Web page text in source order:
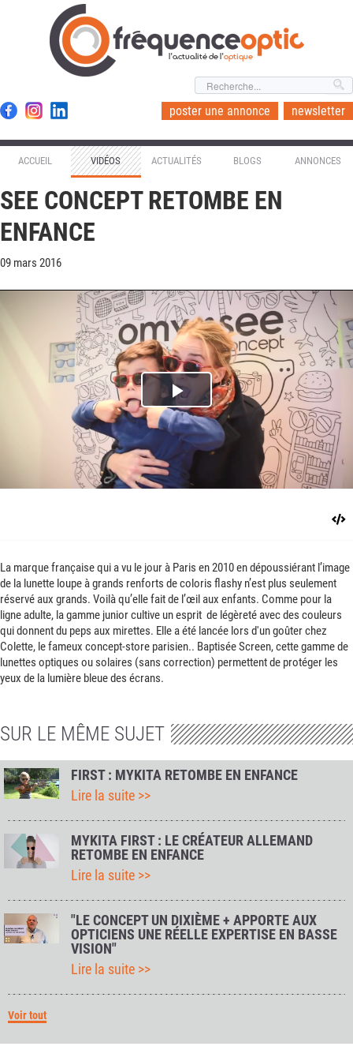
l'actualité de l'optique
poster une annonce newsletter
ACCUEIL VIDÉOS ACTUALITÉS BLOGS ANNONCES
SEE CONCEPT RETOMBE EN
ENFANCE
09 mars 2016
Play
Video
La marque française qui a vu le jour à Paris en 2010 en dépoussiérant l’image
de la lunette loupe à grands renforts de coloris flashy n’est plus seulement
réservé aux grands. Voilà qu’elle fait de l’œil aux enfants. Comme pour la
ligne adulte, la gamme junior cultive un esprit de légèreté avec des couleurs
qui donnent du peps aux mirettes. Elle a été lancée lors d'un goûter chez
Colette, le fameux concept-store parisien.. Baptisée Screen, cette gamme de
lunettes optiques ou solaires (sans correction) permettent de protéger les
yeux de la lumière bleue des écrans.
SUR LE MÊME SUJET
FIRST : MYKITA RETOMBE EN ENFANCE
Lire la suite >>
MYKITA FIRST : LE CRÉATEUR ALLEMAND
RETOMBE EN ENFANCE
Lire la suite >>
"LE CONCEPT UN DIXIÈME + APPORTE AUX
OPTICIENS UNE RÉELLE EXPERTISE EN BASSE
VISION"
Lire la suite >>
Voir tout